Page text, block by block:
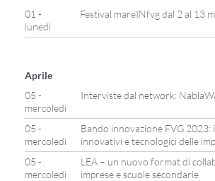
01 -
lunedì
Festival mareINfvg dal 2 al 13
Aprile
05 -
mercoledì
Interviste dal network:
05 -
mercoledì
Bando innovazione FVG 2023:
innovativi e tecnologici delle
05 -
mercoledì
LEA – un nuovo format di
imprese e scuole secondarie